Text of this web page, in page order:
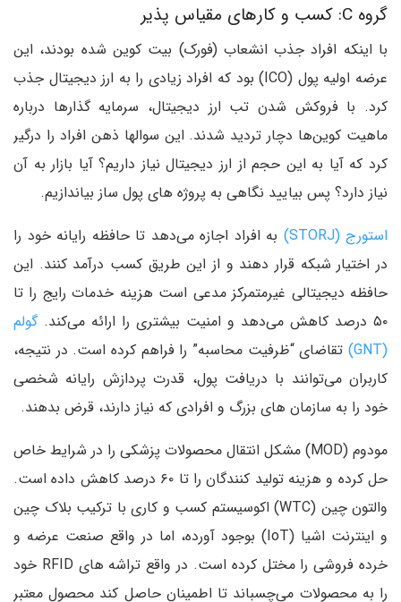
گروه C: کسب و کارهای مقیاس پذیر
با اینکه افراد جذب انشعاب (فورک) بیت کوین شده بودند، این
عرضه اولیه پول (ICO) بود که افراد زیادی را به ارز دیجیتال جذب
کرد. با فروکش شدن تب ارز دیجیتال، سرمایه گذارها درباره
ماهیت کوین‌ها دچار تردید شدند. این سوالها ذهن افراد را درگیر
کرد که آیا به این حجم از ارز دیجیتال نیاز داریم؟ آیا بازار به آن
نیاز دارد؟ پس بیایید نگاهی به پروژه های پول ساز بیاندازیم.
استورج (STORJ)
به افراد اجازه می‌دهد تا حافظه رایانه خود را
در اختیار شبکه قرار دهند و از این طریق کسب درآمد کنند. این
حافظه دیجیتالی غیرمتمرکز مدعی است هزینه خدمات رایج را تا
۵۰ درصد کاهش می‌دهد و امنیت بیشتری را ارائه می‌کند.
گولم
(GNT)
تقاضای “ظرفیت محاسبه” را فراهم کرده است. در نتیجه،
کاربران می‌توانند با دریافت پول، قدرت پردازش رایانه شخصی
خود را به سازمان های بزرگ و افرادی که نیاز دارند، قرض بدهند.
مودوم (MOD) مشکل انتقال محصولات پزشکی را در شرایط خاص
حل کرده و هزینه تولید کنندگان را تا ۶۰ درصد کاهش داده است.
والتون چین (WTC) اکوسیستم کسب و کاری با ترکیب بلاک چین
و اینترنت اشیا (IoT) بوجود ‌آورده، اما در واقع صنعت عرضه و
خرده فروشی را مختل کرده است. در واقع تراشه های RFID خود
را به محصولات می‌چسباند تا اطمینان حاصل کند محصول معتبر